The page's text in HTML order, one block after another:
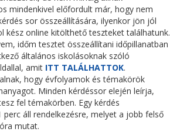
mindenkivel előfordult már, hogy nem
sor összeállítására, ilyenkor jön jól
kész online kitölthető teszteket találhatunk.
időm tesztet összeállítani időpillanatban
általános iskolásoknak szóló
amit ITT TALÁLHATTOK.
hogy évfolyamok és témakörök
Minden kérdéssor elején leírja,
fel témakörben. Egy kérdés
perc áll rendelkezésre, melyet a jobb felső
mutat.